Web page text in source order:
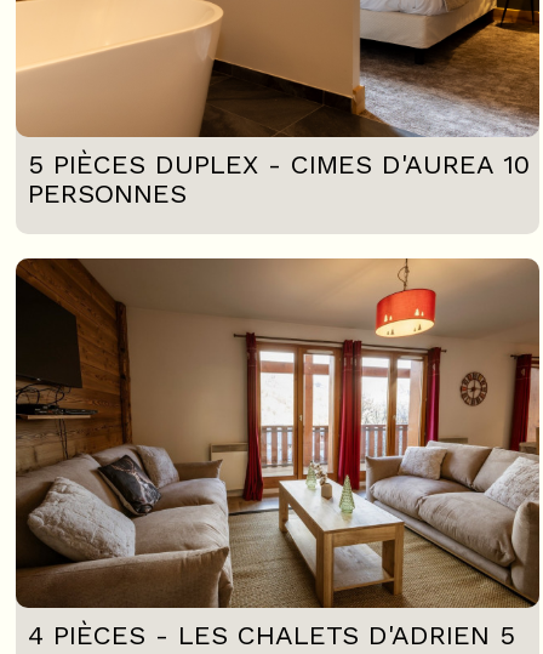
5 PIÈCES DUPLEX - CIMES D'AUREA 10
PERSONNES
4 PIÈCES - LES CHALETS D'ADRIEN 5